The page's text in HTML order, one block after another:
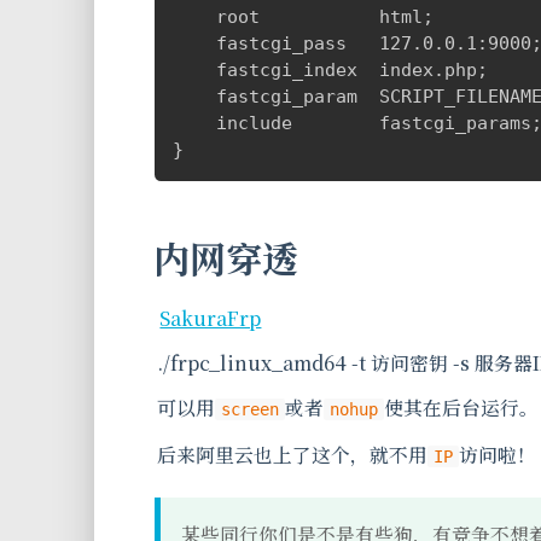
    root           html;
fastcgi_pass
    fastcgi_index  index.php;
fastcgi_param
include
}
内网穿透
SakuraFrp
./frpc_linux_amd64 -t 访问密钥 -s 服务器
可以用 screen 或者 nohup 使其在后台运行。
后来阿里云也上了这个，就不用 IP 访问啦！
某些同行你们是不是有些狗，有竞争不